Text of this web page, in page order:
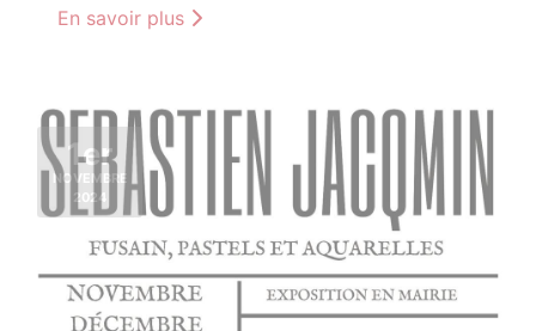
En savoir plus
1er
NOVEMBRE
2024